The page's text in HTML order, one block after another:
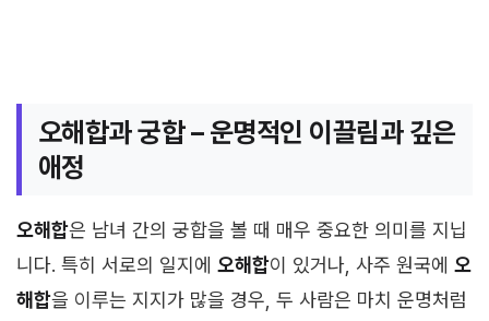
오해합과 궁합 – 운명적인 이끌림과 깊은
애정
오해합은 남녀 간의 궁합을 볼 때 매우 중요한 의미를 지닙
니다. 특히 서로의 일지에 오해합이 있거나, 사주 원국에 오
해합을 이루는 지지가 많을 경우, 두 사람은 마치 운명처럼